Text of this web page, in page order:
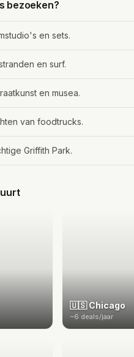
bezoeken?
en sets.
en surf.
en musea.
van foodtrucks.
Griffith Park.
🇺🇸 Chicago
~6 deals/jaar